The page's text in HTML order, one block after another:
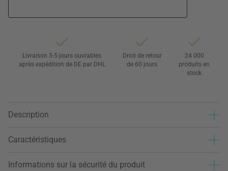
Livraison 3-5 jours ouvrables
après expédition de DE par DHL
Droit de retour
de 60 jours
24 000
produits en
stock
Description
Caractéristiques
Informations sur la sécurité du produit